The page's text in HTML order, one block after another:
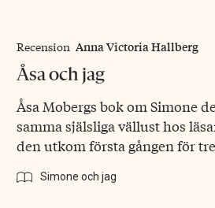
Recension Anna Victoria Hallberg
Åsa och jag
Åsa Mobergs bok om Simone
samma själsliga vällust hos
den utkom första gången för
Simone och jag